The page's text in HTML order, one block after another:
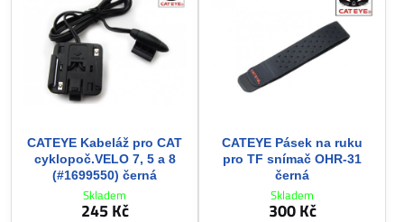
CATEYE Kabeláž pro CAT
cyklopoč.VELO 7, 5 a 8
(#1699550) černá
Skladem
245 Kč
CATEYE Pásek na ruku
pro TF snímač OHR-31
černá
Skladem
300 Kč